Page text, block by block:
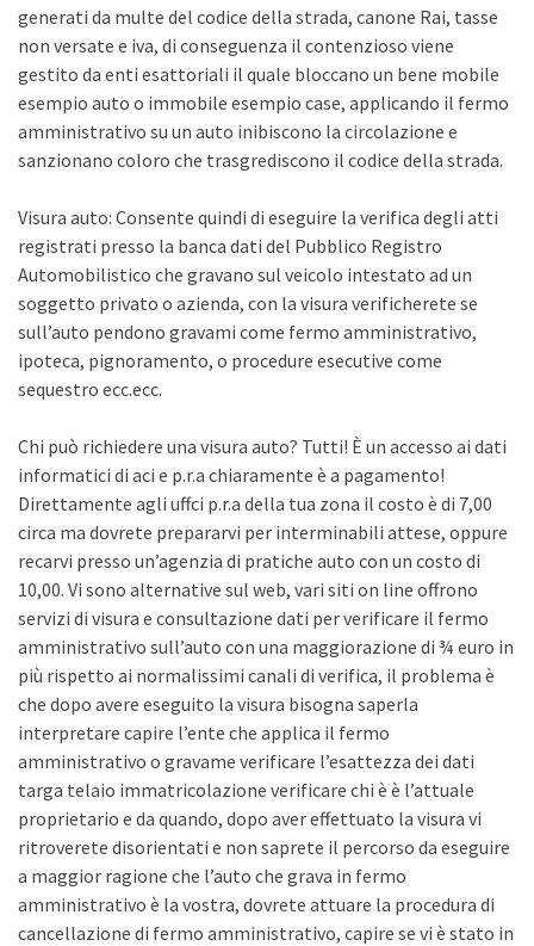
generati da multe del codice della strada, canone Rai, tasse
non versate e iva, di conseguenza il contenzioso viene
gestito da enti esattoriali il quale bloccano un bene mobile
esempio auto o immobile esempio case, applicando il fermo
amministrativo su un auto inibiscono la circolazione e
sanzionano coloro che trasgrediscono il codice della strada.
Visura auto: Consente quindi di eseguire la verifica degli atti
registrati presso la banca dati del Pubblico Registro
Automobilistico che gravano sul veicolo intestato ad un
soggetto privato o azienda, con la visura verificherete se
sull’auto pendono gravami come fermo amministrativo,
ipoteca, pignoramento, o procedure esecutive come
sequestro ecc.ecc.
Chi può richiedere una visura auto? Tutti! È un accesso ai dati
informatici di aci e p.r.a chiaramente è a pagamento!
Direttamente agli uffci p.r.a della tua zona il costo è di 7,00
circa ma dovrete prepararvi per interminabili attese, oppure
recarvi presso un’agenzia di pratiche auto con un costo di
10,00. Vi sono alternative sul web, vari siti on line offrono
servizi di visura e consultazione dati per verificare il fermo
amministrativo sull’auto con una maggiorazione di ¾ euro in
più rispetto ai normalissimi canali di verifica, il problema è
che dopo avere eseguito la visura bisogna saperla
interpretare capire l’ente che applica il fermo
amministrativo o gravame verificare l’esattezza dei dati
targa telaio immatricolazione verificare chi è è l’attuale
proprietario e da quando, dopo aver effettuato la visura vi
ritroverete disorientati e non saprete il percorso da eseguire
a maggior ragione che l’auto che grava in fermo
amministrativo è la vostra, dovrete attuare la procedura di
cancellazione di fermo amministrativo, capire se vi è stato in